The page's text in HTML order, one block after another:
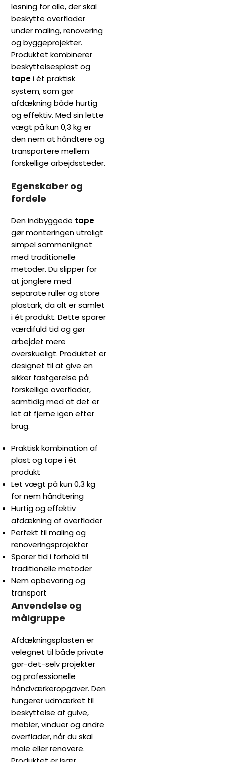
løsning for alle, der skal
beskytte overflader
under maling, renovering
og byggeprojekter.
Produktet kombinerer
beskyttelsesplast og
tapei ét praktisk
system, som gør
afdækning både hurtig
og effektiv. Med sin lette
vægt på kun 0,3 kg er
den nem at håndtere og
transportere mellem
forskellige arbejdssteder.
Egenskaber og
fordele
Den indbyggede tape
gør monteringen utroligt
simpel sammenlignet
med traditionelle
metoder. Du slipper for
at jonglere med
separate ruller og store
plastark, da alt er samlet
i ét produkt. Dette sparer
værdifuld tid og gør
arbejdet mere
overskueligt. Produktet er
designet til at give en
sikker fastgørelse på
forskellige overflader,
samtidig med at det er
let at fjerne igen efter
brug.
Praktisk kombination af
plast og tape i ét
produkt
Let vægt på kun 0,3 kg
for nem håndtering
Hurtig og effektiv
afdækning af overflader
Perfekt til maling og
renoveringsprojekter
Sparer tid i forhold til
traditionelle metoder
Nem opbevaring og
transport
Anvendelse og
målgruppe
Afdækningsplasten er
velegnet til både private
gør-det-selv projekter
og professionelle
håndværkeropgaver. Den
fungerer udmærket til
beskyttelse af gulve,
møbler, vinduer og andre
overflader, når du skal
male eller renovere.